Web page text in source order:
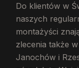
Do klientów w
naszych
montażyści
zlecenia także
Janochów i